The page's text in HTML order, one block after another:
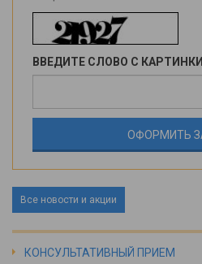
ВВЕДИТЕ СЛОВО С КАРТИНКИ
Все новости и акции
КОНСУЛЬТАТИВНЫЙ ПРИЕМ